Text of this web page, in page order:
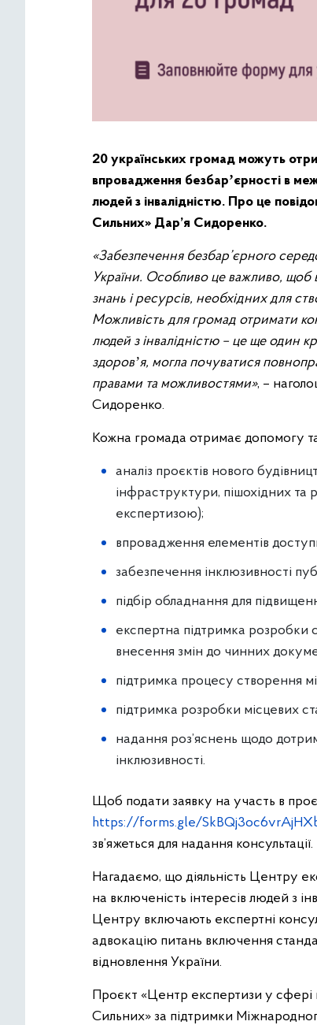
20 українських громад можуть
впровадження безбарʼєрності в
людей з інвалідністю. Про це
Сильних» Дар’я Сидоренко.
«Забезпечення безбар’єрного
України. Особливо це важливо, щоб
знань і ресурсів, необхідних для
Можливість для громад отримати
людей з інвалідністю – це ще один
здоровʼя, могла почуватися
правами та можливостями», –
Сидоренко.
Кожна громада отримає допомогу
аналіз проєктів нового
інфраструктури, пішохідних та
експертизою);
впровадження елементів
забезпечення інклюзивності
підбір обладнання для
експертна підтримка розробки
внесення змін до чинних
підтримка процесу створення
підтримка розробки місцевих
надання роз’яснень щодо
інклюзивності.
Щоб подати заявку на участь в
https://forms.gle/
зв’яжеться для надання консультації.
Нагадаємо, що діяльність Центру
на включеність інтересів людей з
Центру включають експертні
адвокацію питань включення
відновлення України.
Проєкт «Центр експертизи у сфері
Сильних» за підтримки